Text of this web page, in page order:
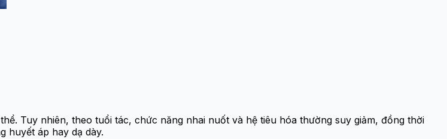
Tuy nhiên, theo tuổi tác, chức năng nhai nuốt và hệ tiêu hóa thường suy giảm, đồng thời
huyết áp hay dạ dày.